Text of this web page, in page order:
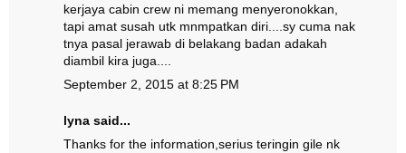
kerjaya cabin crew ni memang menyeronokkan,
tapi amat susah utk mnmpatkan diri....sy cuma nak
tnya pasal jerawab di belakang badan adakah
diambil kira juga....
September 2, 2015 at 8:25 PM
lyna said...
Thanks for the information,serius teringin gile nk